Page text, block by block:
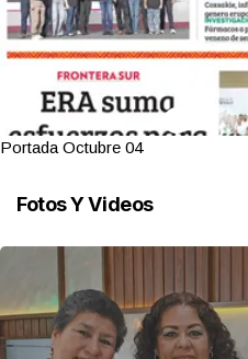
Portada Octubre 04
Fotos Y Videos